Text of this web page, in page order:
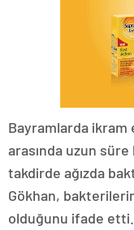
Bayramlarda ikram
arasında uzun
takdirde ağızda
Gökhan,
olduğunu ifade etti.